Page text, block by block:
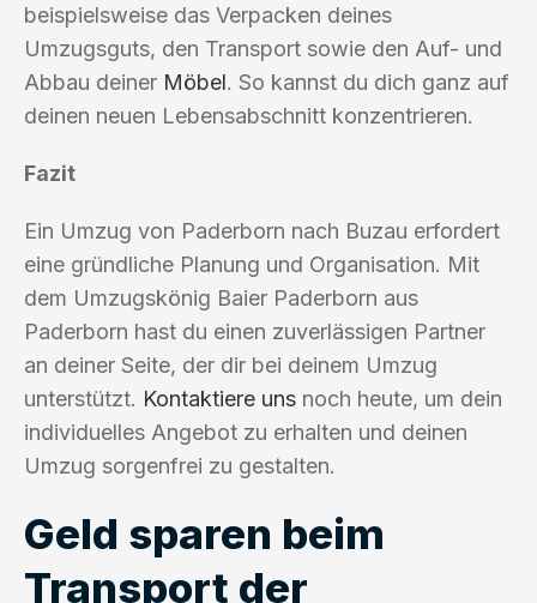
beispielsweise das Verpacken deines
Umzugsguts, den Transport sowie den Auf- und
Abbau deiner Möbel. So kannst du dich ganz auf
deinen neuen Lebensabschnitt konzentrieren.
Fazit
Ein Umzug von Paderborn nach Buzau erfordert
eine gründliche Planung und Organisation. Mit
dem Umzugskönig Baier Paderborn aus
Paderborn hast du einen zuverlässigen Partner
an deiner Seite, der dir bei deinem Umzug
unterstützt. Kontaktiere uns noch heute, um dein
individuelles Angebot zu erhalten und deinen
Umzug sorgenfrei zu gestalten.
Geld sparen beim
Transport der